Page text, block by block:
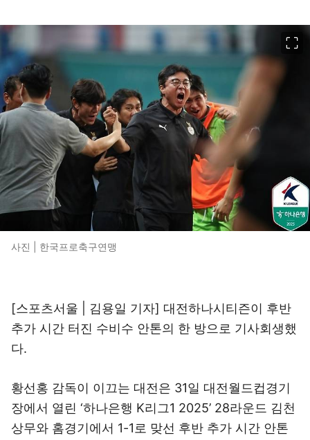
사진 | 한국프로축구연맹
[스포츠서울 | 김용일 기자] 대전하나시티즌이 후반
추가 시간 터진 수비수 안톤의 한 방으로 기사회생했
다.
황선홍 감독이 이끄는 대전은 31일 대전월드컵경기
장에서 열린 ‘하나은행 K리그1 2025’ 28라운드 김천
상무와 홈경기에서 1-1로 맞선 후반 추가 시간 안톤